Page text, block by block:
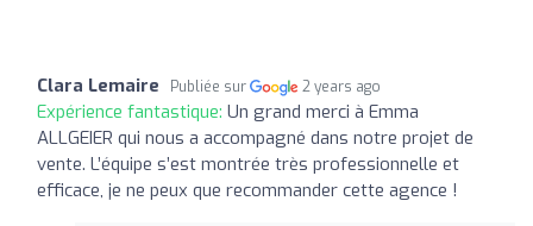
Clara Lemaire Publiée sur 2 years ago
Expérience fantastique: Un grand merci à Emma
ALLGEIER qui nous a accompagné dans notre projet de
vente. L’équipe s’est montrée très professionnelle et
efficace, je ne peux que recommander cette agence !